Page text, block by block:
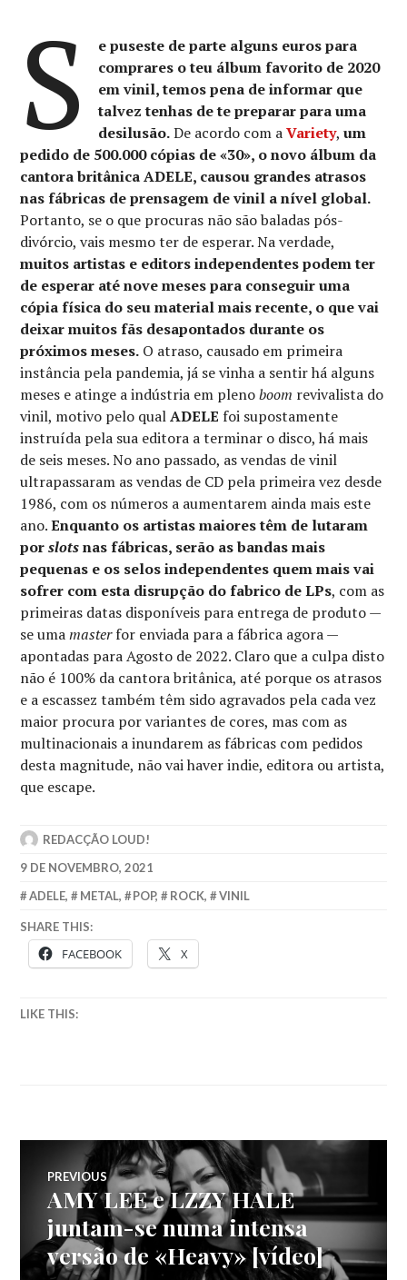
S
e puseste de parte alguns euros para
comprares o teu álbum favorito de 2020
em vinil, temos pena de informar que
talvez tenhas de te preparar para uma
desilusão.De acordo com aVariety, um
pedido de 500.000 cópias de «30», o novo álbum da
cantora britânica ADELE, causou grandes atrasos
nas fábricas de prensagem de vinil a nível global.
Portanto, se o que procuras não são baladas pós-
divórcio, vais mesmo ter de esperar. Na verdade,
muitos artistas e editors independentes podem ter
de esperar até nove meses para conseguir uma
cópia física do seu material mais recente, o que vai
deixar muitos fãs desapontados durante os
próximos meses. O atraso, causado em primeira
instância pela pandemia, já se vinha a sentir há alguns
meses e atinge a indústria em plenoboom revivalista do
vinil, motivo pelo qualADELE foi supostamente
instruída pela sua editora a terminar o disco, há mais
de seis meses. No ano passado, as vendas de vinil
ultrapassaram as vendas de CD pela primeira vez desde
1986, com os números a aumentarem ainda mais este
ano.Enquanto os artistas maiores têm de lutaram
porslotsnas fábricas, serão as bandas mais
pequenas e os selos independentes quem mais vai
sofrer com esta disrupção do fabrico de LPs, com as
primeiras datas disponíveis para entrega de produto —
se umamasterfor enviada para a fábrica agora —
apontadas para Agosto de 2022. Claro que a culpa disto
não é 100% da cantora britânica, até porque os atrasos
e a escassez também têm sido agravados pela cada vez
maior procura por variantes de cores, mas com as
multinacionais a inundarem as fábricas com pedidos
desta magnitude, não vai haver indie, editora ou artista,
que escape.
REDACÇÃO LOUD!
9 DE NOVEMBRO, 2021
ADELE, METAL, POP, ROCK, VINIL
SHARE THIS:
FACEBOOK X
LIKE THIS:
Navegação
de
PREVIOUS
Previous
post:
AMY LEE e LZZY HALE
juntam-se numa intensa
versão de «Heavy» [vídeo]